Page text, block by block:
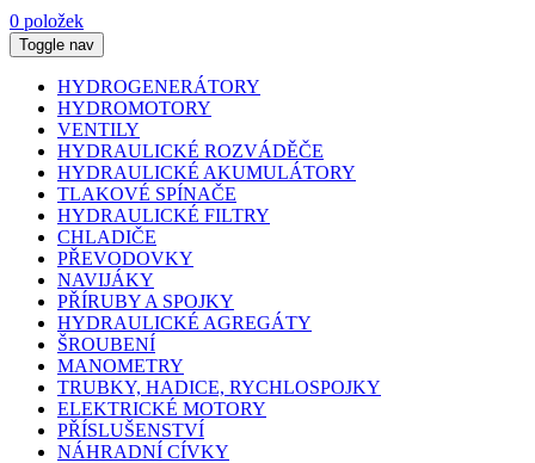
0 položek
Toggle nav
HYDROGENERÁTORY
HYDROMOTORY
VENTILY
HYDRAULICKÉ ROZVÁDĚČE
HYDRAULICKÉ AKUMULÁTORY
TLAKOVÉ SPÍNAČE
HYDRAULICKÉ FILTRY
CHLADIČE
PŘEVODOVKY
NAVIJÁKY
PŘÍRUBY A SPOJKY
HYDRAULICKÉ AGREGÁTY
ŠROUBENÍ
MANOMETRY
TRUBKY, HADICE, RYCHLOSPOJKY
ELEKTRICKÉ MOTORY
PŘÍSLUŠENSTVÍ
NÁHRADNÍ CÍVKY